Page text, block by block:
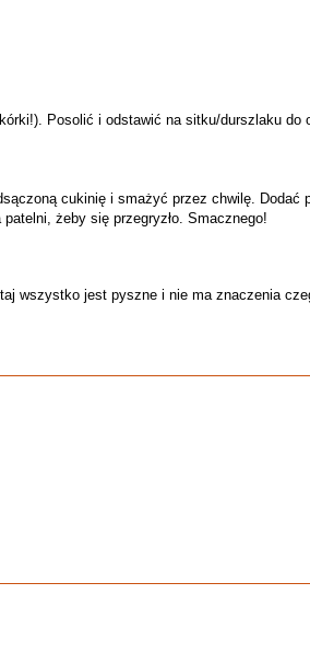
Posolić i odstawić na sitku/durszlaku do
cukinię i smażyć przez chwilę.
żeby się przegryzło. Smacznego!
wszystko jest pyszne i nie ma znaczenia